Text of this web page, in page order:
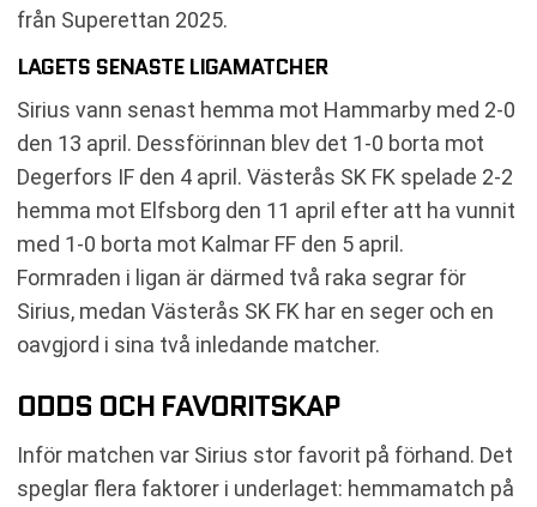
från Superettan 2025.
LAGETS SENASTE LIGAMATCHER
Sirius vann senast hemma mot Hammarby med 2-0
den 13 april. Dessförinnan blev det 1-0 borta mot
Degerfors IF den 4 april. Västerås SK FK spelade 2-2
hemma mot Elfsborg den 11 april efter att ha vunnit
med 1-0 borta mot Kalmar FF den 5 april.
Formraden i ligan är därmed två raka segrar för
Sirius, medan Västerås SK FK har en seger och en
oavgjord i sina två inledande matcher.
ODDS OCH FAVORITSKAP
Inför matchen var Sirius stor favorit på förhand. Det
speglar flera faktorer i underlaget: hemmamatch på